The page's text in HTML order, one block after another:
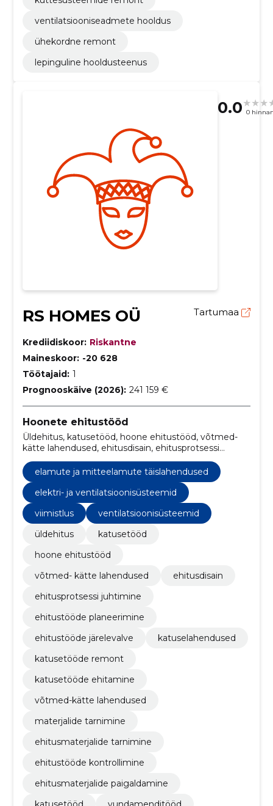
ventilatsiooniseadmete hooldus
ühekordne remont
lepinguline hooldusteenus
0.0 0
RS HOMES OÜ Tartumaa
Krediidiskoor: Riskantne
Maineskoor: -20 628
Töötajaid: 1
Prognooskäive (2026): 241 159 €
Hoonete ehitustööd
Üldehitus, katusetööd, hoone ehitustööd, võtmed-
kätte lahendused, ehitusdisain, ehitusprotsessi
järelevalve, katuselahendused, katusetööde remont
elamute ja mitteelamute täislahendused
elektri- ja ventilatsioonisüsteemid
viimistlus
ventilatsioonisüsteemid
üldehitus
katusetööd
hoone ehitustööd
võtmed- kätte lahendused
ehitusdisain
ehitusprotsessi juhtimine
ehitustööde planeerimine
ehitustööde järelevalve
katuselahendused
katusetööde remont
katusetööde ehitamine
võtmed-kätte lahendused
materjalide tarnimine
ehitusmaterjalide tarnimine
ehitustööde kontrollimine
ehitusmaterjalide paigaldamine